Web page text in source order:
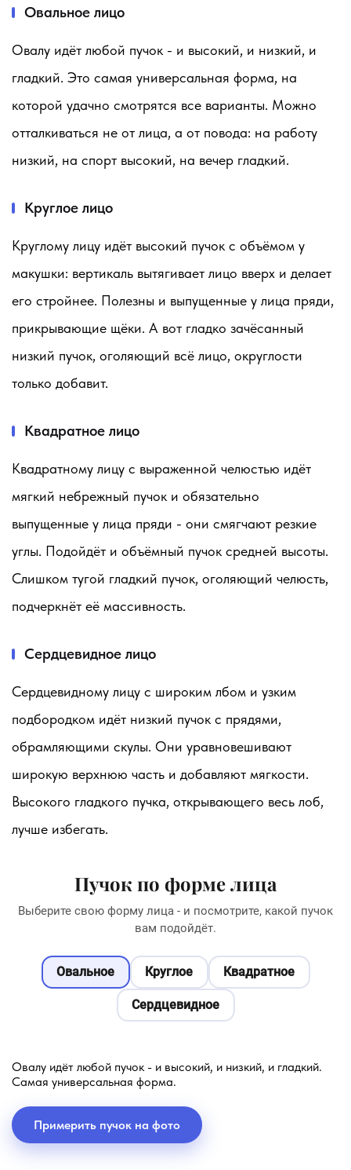
Овальное лицо
Овалу идёт любой пучок - и высокий, и низкий, и
гладкий. Это самая универсальная форма, на
которой удачно смотрятся все варианты. Можно
отталкиваться не от лица, а от повода: на работу
низкий, на спорт высокий, на вечер гладкий.
Круглое лицо
Круглому лицу идёт высокий пучок с объёмом у
макушки: вертикаль вытягивает лицо вверх и делает
его стройнее. Полезны и выпущенные у лица пряди,
прикрывающие щёки. А вот гладко зачёсанный
низкий пучок, оголяющий всё лицо, округлости
только добавит.
Квадратное лицо
Квадратному лицу с выраженной челюстью идёт
мягкий небрежный пучок и обязательно
выпущенные у лица пряди - они смягчают резкие
углы. Подойдёт и объёмный пучок средней высоты.
Слишком тугой гладкий пучок, оголяющий челюсть,
подчеркнёт её массивность.
Сердцевидное лицо
Сердцевидному лицу с широким лбом и узким
подбородком идёт низкий пучок с прядями,
обрамляющими скулы. Они уравновешивают
широкую верхнюю часть и добавляют мягкости.
Высокого гладкого пучка, открывающего весь лоб,
лучше избегать.
Пучок по форме лица
Выберите свою форму лица - и посмотрите, какой пучок
вам подойдёт.
Овальное Круглое Квадратное
Сердцевидное
Овалу идёт любой пучок - и высокий, и низкий, и гладкий.
Самая универсальная форма.
Примерить пучок на фото